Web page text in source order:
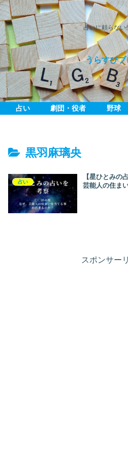
占いに頼らない
うらすぴブ
占い 劇団・役者 野球
黒羽麻璃央
占い
【星ひとみの
芸能人の住ま
スポンサー